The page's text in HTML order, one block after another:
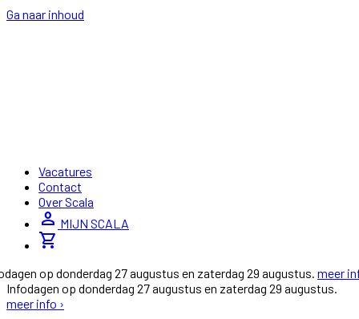
Ga naar inhoud
Vacatures
Contact
Over Scala
person MIJN SCALA
shopping_cart
op donderdag 27 augustus en zaterdag 29 augustus. meer
Infodagen op donderdag 27 augustus en zaterdag 29 augustus.
meer info ›